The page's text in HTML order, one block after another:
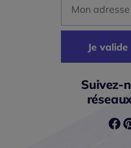
Je
Suivez-